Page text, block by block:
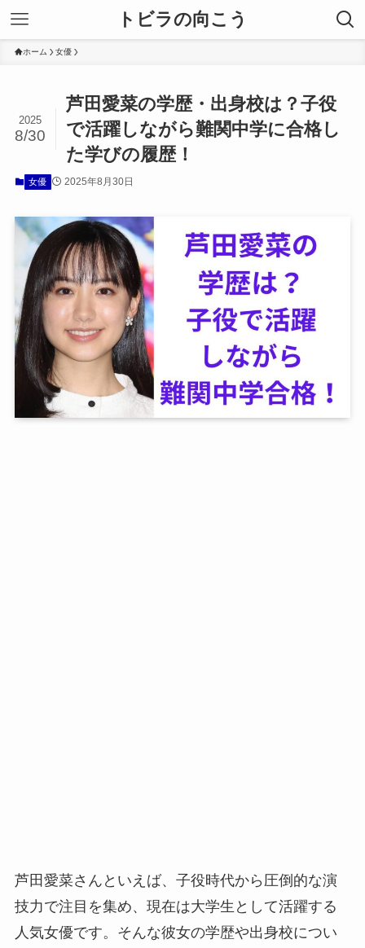
トビラの向こう
ホーム 女優
芦田愛菜の学歴・出身校は？子役
で活躍しながら難関中学に合格し
た学びの履歴！
2025
8/30
女優 2025年8月30日
芦田愛菜さんといえば、子役時代から圧倒的な演
技力で注目を集め、現在は大学生として活躍する
人気女優です。そんな彼女の学歴や出身校につい